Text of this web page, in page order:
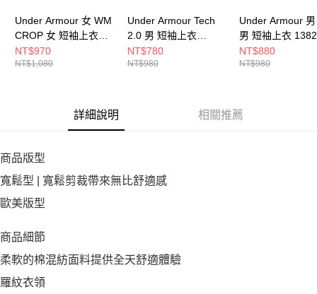
Under Armour 女 WM
CROP 女 短袖上衣
6010588-001
NT$970
NT$1,080
Under Armour Tech
2.0 男 短袖上衣
1326413-001
NT$780
NT$980
Under Armour
男 短袖上衣
001
NT$880
NT$980
詳細說明 相關推薦
商品版型
寬鬆型 | 寬鬆剪裁帶來無比舒適感
歐美版型
商品細節
柔軟的棉混紡面料提供全天舒適體驗
羅紋衣領